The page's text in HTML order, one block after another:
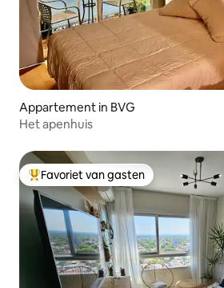
Appartement in BVG
Het apenhuis
Topfavoriet van gasten
Favoriet van gasten